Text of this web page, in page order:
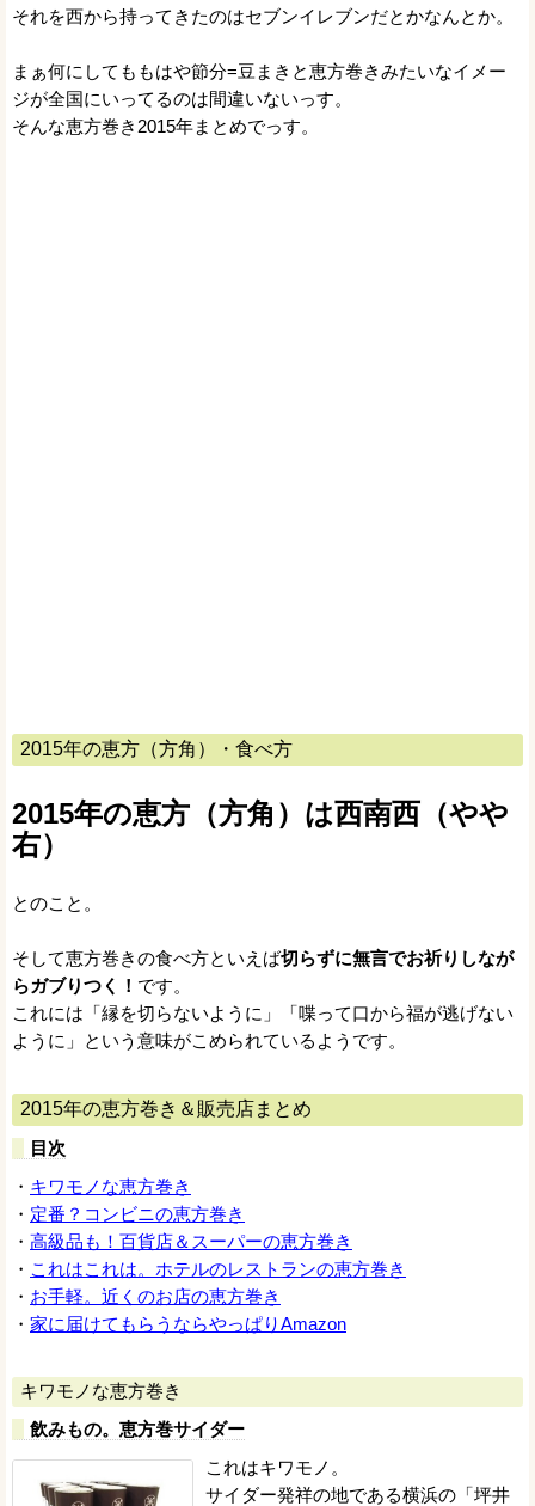
それを西から持ってきたのはセブンイレブンだとかなんとか。
まぁ何にしてももはや節分=豆まきと恵方巻きみたいなイメー
ジが全国にいってるのは間違いないっす。
そんな恵方巻き2015年まとめでっす。
2015年の恵方（方角）・食べ方
2015年の恵方（方角）は西南西（やや
右）
とのこと。
そして恵方巻きの食べ方といえば切らずに無言でお祈りしなが
らガブりつく！ です。
これには「縁を切らないように」「喋って口から福が逃げない
ように」という意味がこめられているようです。
2015年の恵方巻き＆販売店まとめ
目次
・ キワモノな恵方巻き
・ 定番？コンビニの恵方巻き
・ 高級品も！百貨店＆スーパーの恵方巻き
・ これはこれは。ホテルのレストランの恵方巻き
・ お手軽。近くのお店の恵方巻き
・ 家に届けてもらうならやっぱりAmazon
キワモノな恵方巻き
飲みもの。恵方巻サイダー
これはキワモノ。
サイダー発祥の地である横浜の「坪井